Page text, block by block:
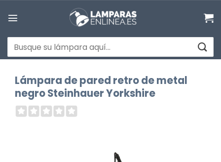
Buscar
por:
Lámpara de pared retro de metal
negro Steinhauer Yorkshire